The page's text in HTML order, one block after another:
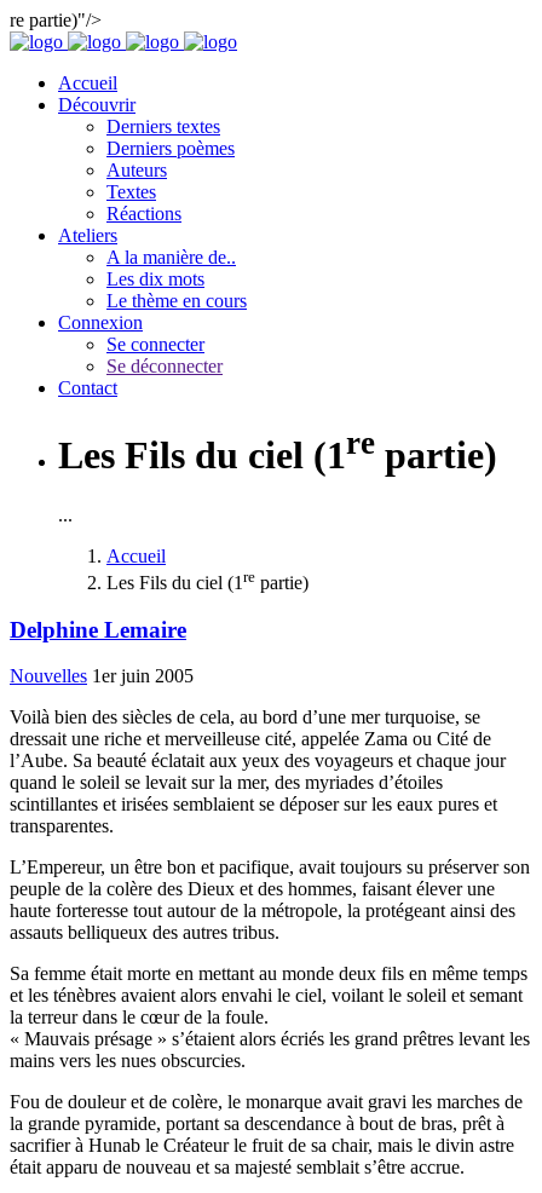
re partie)"/>
Accueil
Découvrir
Derniers textes
Derniers poèmes
Auteurs
Textes
Réactions
Ateliers
A la manière de..
Les dix mots
Le thème en cours
Connexion
Se connecter
Se déconnecter
Contact
Les Fils du ciel (1re partie)
...
Accueil
Les Fils du ciel (1 re partie)
Delphine Lemaire
Nouvelles 1er juin 2005
Voilà bien des siècles de cela, au bord d’une mer turquoise, se
dressait une riche et merveilleuse cité, appelée Zama ou Cité de
l’Aube. Sa beauté éclatait aux yeux des voyageurs et chaque jour
quand le soleil se levait sur la mer, des myriades d’étoiles
scintillantes et irisées semblaient se déposer sur les eaux pures et
transparentes.
L’Empereur, un être bon et pacifique, avait toujours su préserver son
peuple de la colère des Dieux et des hommes, faisant élever une
haute forteresse tout autour de la métropole, la protégeant ainsi des
assauts belliqueux des autres tribus.
Sa femme était morte en mettant au monde deux fils en même temps
et les ténèbres avaient alors envahi le ciel, voilant le soleil et semant
la terreur dans le cœur de la foule.
« Mauvais présage » s’étaient alors écriés les grand prêtres levant les
mains vers les nues obscurcies.
Fou de douleur et de colère, le monarque avait gravi les marches de
la grande pyramide, portant sa descendance à bout de bras, prêt à
sacrifier à Hunab le Créateur le fruit de sa chair, mais le divin astre
était apparu de nouveau et sa majesté semblait s’être accrue.